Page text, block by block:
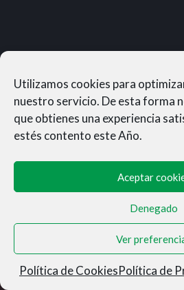
Utilizamos cookies para
nuestro servicio. De esta forma
que obtienes una experiencia
estés contento este Año.
Aceptar
Denegado
Ver
Política de CookiesPolítica de
MUNERASONG®-
Aviso Legal|Privacidad|
Cookies